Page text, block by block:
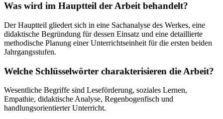
Was wird im Hauptteil der Arbeit behandelt?
Der Hauptteil gliedert sich in eine Sachanalyse des Werkes, eine
didaktische Begründung für dessen Einsatz und eine detaillierte
methodische Planung einer Unterrichtseinheit für die ersten beiden
Jahrgangsstufen.
Welche Schlüsselwörter charakterisieren die Arbeit?
Wesentliche Begriffe sind Leseförderung, soziales Lernen,
Empathie, didaktische Analyse, Regenbogenfisch und
handlungsorientierter Unterricht.